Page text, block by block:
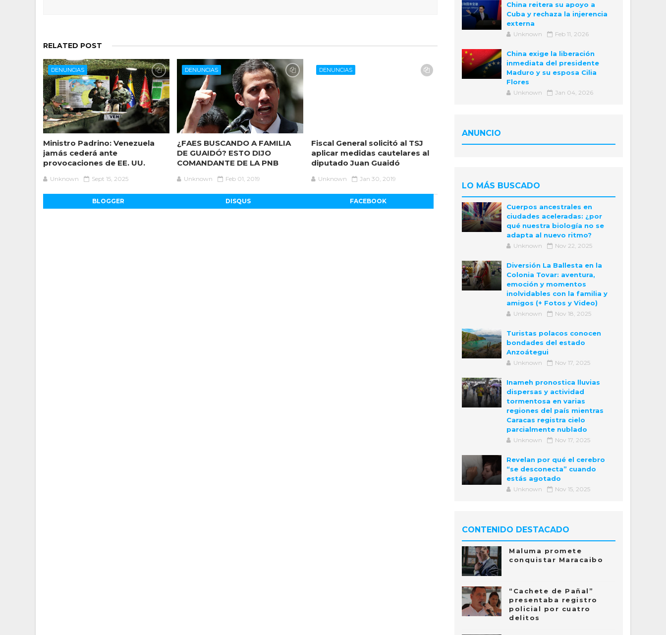
RELATED POST
DENUNCIAS
Ministro Padrino: Venezuela
jamás cederá ante
provocaciones de EE. UU.
Unknown Sept 15, 2025
DENUNCIAS
¿FAES BUSCANDO A FAMILIA
DE GUAIDÓ? ESTO DIJO
COMANDANTE DE LA PNB
Unknown Feb 01, 2019
DENUNCIAS
Fiscal General solicitó al TSJ
aplicar medidas cautelares al
diputado Juan Guaidó
Unknown Jan 30, 2019
BLOGGER DISQUS FACEBOOK
China reitera su apoyo a
Cuba y rechaza la injerencia
externa
Unknown Feb 11, 2026
China exige la liberación
inmediata del presidente
Maduro y su esposa Cilia
Flores
Unknown Jan 04, 2026
ANUNCIO
LO MÁS BUSCADO
Cuerpos ancestrales en
ciudades aceleradas: ¿por
qué nuestra biología no se
adapta al nuevo ritmo?
Unknown Nov 22, 2025
Diversión La Ballesta en la
Colonia Tovar: aventura,
emoción y momentos
inolvidables con la familia y
amigos (+ Fotos y Video)
Unknown Nov 18, 2025
Turistas polacos conocen
bondades del estado
Anzoátegui
Unknown Nov 17, 2025
Inameh pronostica lluvias
dispersas y actividad
tormentosa en varias
regiones del país mientras
Caracas registra cielo
parcialmente nublado
Unknown Nov 17, 2025
Revelan por qué el cerebro
“se desconecta” cuando
estás agotado
Unknown Nov 15, 2025
CONTENIDO DESTACADO
Maluma promete
conquistar Maracaibo
“Cachete de Pañal”
presentaba registro
policial por cuatro
delitos